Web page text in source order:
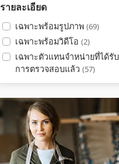
รายละเอียด
เฉพาะพร้อมรูปภาพ (69)
เฉพาะพร้อมวิดีโอ (2)
เฉพาะตัวแทนจำหน่ายที่ได้รับ
การตรวจสอบแล้ว (57)